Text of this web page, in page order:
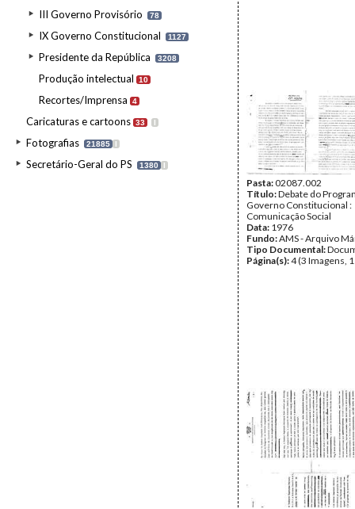
III Governo Provisório 78
IX Governo Constitucional 1127
Presidente da República 3208
Produção intelectual 10
Recortes/Imprensa 4
Caricaturas e cartoons 33 I
Fotografias 21885 I
Secretário-Geral do PS 1380 I
Pasta:02087.002
Título:Debate do
Governo Constitucional :
Comunicação Social
Data: 1976
Fundo:AMS - Arquivo
Tipo Documental:
Página(s):4 (3 Imagens,